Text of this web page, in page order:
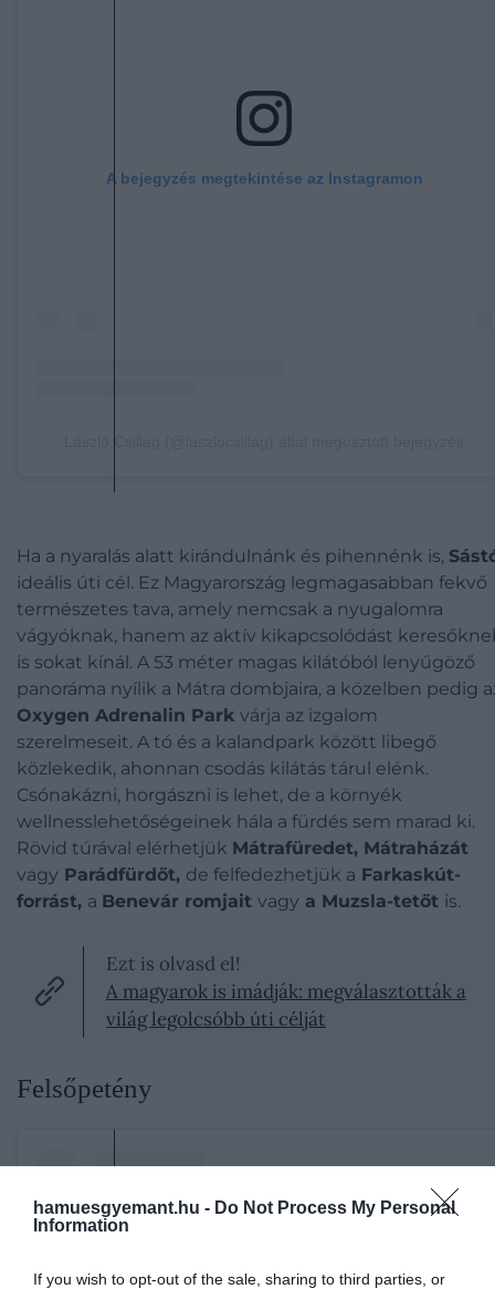
hamuesgyemant.hu - Do Not Process My Personal
Information
If you wish to opt-out of the sale, sharing to third parties, or
A bejegyzés megtekintése az Instagramon
Ha a nyaralás alatt kirándulnánk és pihennénk is,
ideális úti cél. Ez Magyarország legmagasabban fekvő
természetes tava, amely nemcsak a nyugalomra
vágyóknak, hanem az aktív kikapcsolódást
is sokat kínál. A 53 méter magas kilátóból lenyűgöző
panoráma nyílik a Mátra dombjaira, a közelben pedig
Oxygen Adrenalin Park várja az izgalom
szerelmeseit. A tó és a kalandpark között libegő
közlekedik, ahonnan csodás kilátás tárul elénk.
Csónakázni, horgászni is lehet, de a környék
wellnesslehetőségeinek hála a fürdés sem marad ki.
Rövid túrával elérhetjük Mátrafüredet, Mátraházát
vagy Parádfürdőt, de felfedezhetjük a Farkaskút-
forrást, a Benevár romjait vagy a Muzsla-tetőt is.
Ezt is olvasd el!
A magyarok is imádják: megválasztották a
világ legolcsóbb úti célját
Felsőpetény